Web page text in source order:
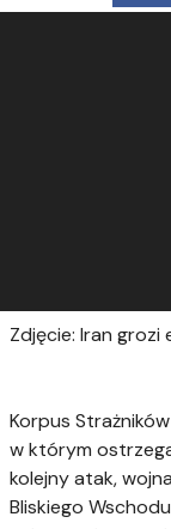
Zdjęcie: Iran grozi
Korpus
w którym
kolejny atak,
Bliskiego